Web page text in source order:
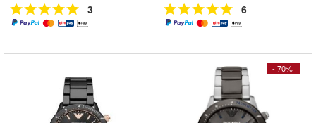
3 6
- 70%